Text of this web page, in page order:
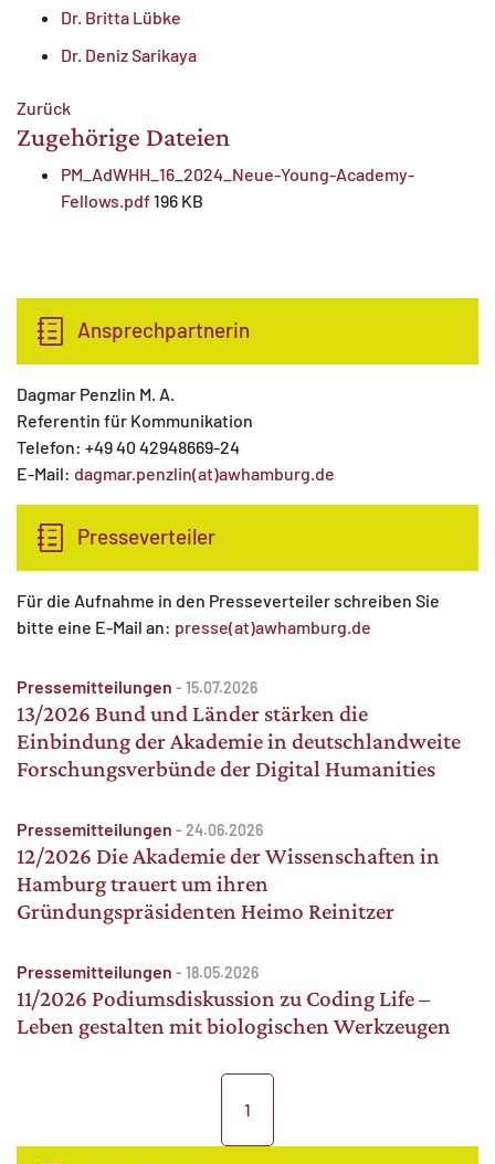
Dr. Britta Lübke
Dr. Deniz Sarikaya
Zurück
Zugehörige Dateien
PM_AdWHH_16_2024_Neue-Young-Academy-
Fellows.pdf196 KB
Ansprechpartnerin
Dagmar Penzlin M. A.
Referentin für Kommunikation
Telefon: +49 40 42948669-24
E-Mail: dagmar.penzlin(at)awhamburg.de
Presseverteiler
Für die Aufnahme in den Presseverteiler schreiben Sie
bitte eine E-Mail an: presse(at)awhamburg.de
Pressemitteilungen - 15.07.2026
13/2026 Bund und Länder stärken die
Einbindung der Akademie in deutschlandweite
Forschungsverbünde der Digital Humanities
Pressemitteilungen - 24.06.2026
12/2026 Die Akademie der Wissenschaften in
Hamburg trauert um ihren
Gründungspräsidenten Heimo Reinitzer
Pressemitteilungen - 18.05.2026
11/2026 Podiumsdiskussion zu Coding Life –
Leben gestalten mit biologischen Werkzeugen
1